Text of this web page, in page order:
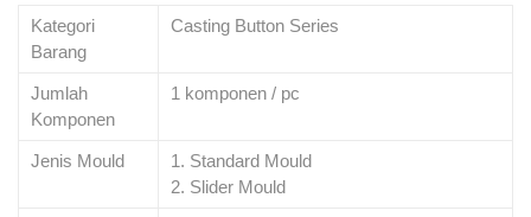
Kategori
Barang
Casting Button Series
Jumlah
Komponen
1 komponen / pc
Jenis Mould
1. Standard Mould
2. Slider Mould